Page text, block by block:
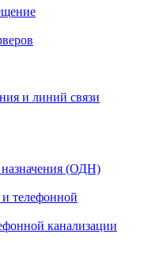
и линий связи
назначения (ОДН)
и телефонной
канализации